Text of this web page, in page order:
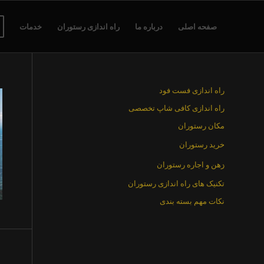
صفحه اصلی درباره ما راه اندازی رستوران خدمات
راه اندازی فست فود
راه اندازی کافی شاپ تخصصی
مکان رستوران
خرید رستوران
رهن و اجاره رستوران
تکنیک های راه اندازی رستوران
نکات مهم بسته بندی